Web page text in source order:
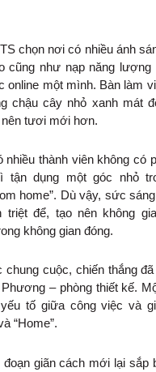
chọn nơi có nhiều ánh
cũng như nạp năng
online một mình. Bàn làm
chậu cây nhỏ xanh mát
tươi mới hơn.
nhiều thành viên không có
tận dụng một góc nhỏ
home”. Dù vậy, sức
triệt để, tạo nên không
không gian đóng.
chung cuộc, chiến thắng
– phòng thiết kế.
tố giữa công việc và
“Home”.
đoạn giãn cách mới lại sắp